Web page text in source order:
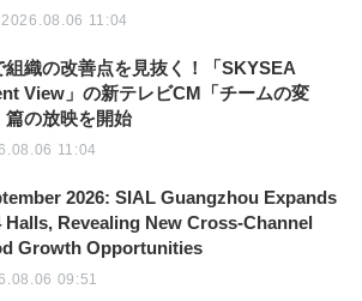
2026.08.06 11:04
組織の改善点を見抜く！「SKYSEA
View」の新テレビCM「チームの変
篇の放映を開始
11:04
2026: SIAL Guangzhou Expands
Halls, Revealing New Cross-Channel
Growth Opportunities
09:51